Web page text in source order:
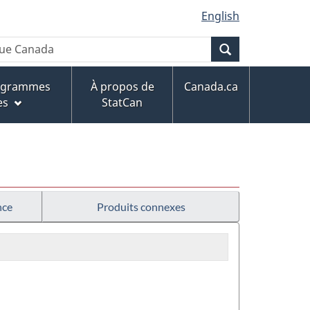
English
À propos de
StatCan
Canada.ca
Produits connexes